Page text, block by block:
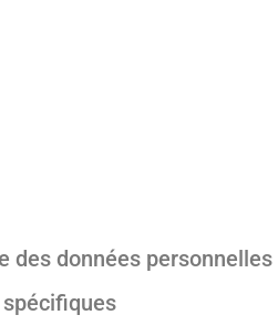
des données personnelles